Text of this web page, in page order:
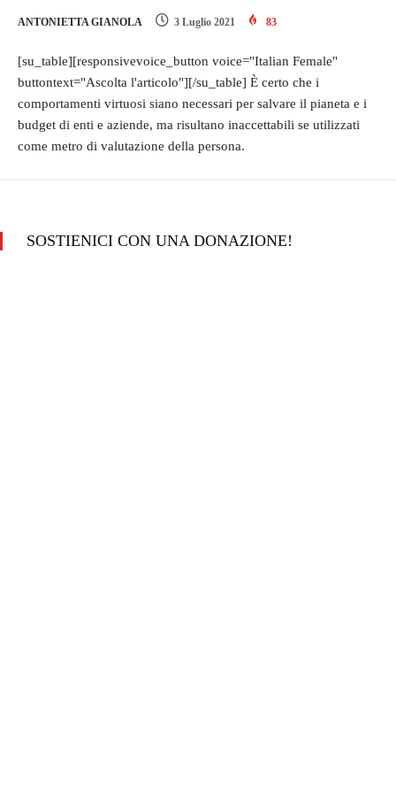
ANTONIETTA GIANOLA 3 Luglio 2021 83
[su_table][responsivevoice_button voice="Italian Female"
buttontext="Ascolta l'articolo"][/su_table] È certo che i
comportamenti virtuosi siano necessari per salvare il pianeta e i
budget di enti e aziende, ma risultano inaccettabili se utilizzati
come metro di valutazione della persona.
SOSTIENICI CON UNA DONAZIONE!